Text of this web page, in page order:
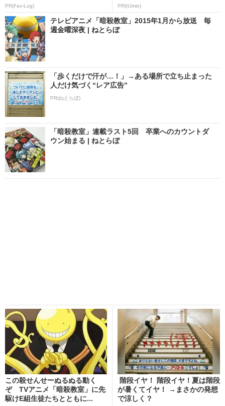
PR(Fav-Log) PR(IIJmio)
テレビアニメ「暗殺教室」2015年1月から放送 毎
週金曜深夜 | ねとらぼ
「歩くだけで汗が…！」→ある場所で立ち止まった
人だけ気づく“レア広告”
PR(ねとらぼ)
「暗殺教室」連載ラスト5回 卒業へのカウントダ
ウン始まる | ねとらぼ
この殺せんせーぬるぬる動く
ぞ TVアニメ「暗殺教室」に先
駆けE組生徒たちとともに...
階段イヤ！ 階段イヤ！夏は階段
が暑くてイヤ！ →まさかの発想
で涼しく？